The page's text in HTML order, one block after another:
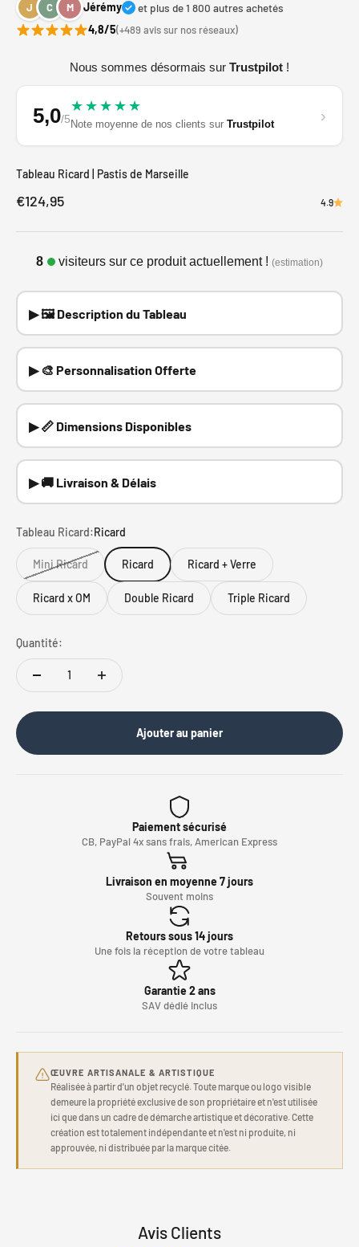
J C M Jérémy
et plus de 1 800 autres achetés
4,8/5(+489 avis sur nos réseaux)
Nous sommes désormais sur Trustpilot !
5,0/5
★★★★★
Note moyenne de nos clients sur Trustpilot ›
Tableau Ricard | Pastis de Marseille
Prix de vente
€124,95 4.9
8 visiteurs sur ce produit actuellement ! (estimation)
▶ 🖼️ Description du Tableau
▶ 🎨 Personnalisation Offerte
▶ 📏 Dimensions Disponibles
▶ 🚚 Livraison & Délais
Tableau Ricard:Ricard
Mini Ricard Ricard Ricard + Verre
Ricard x OM Double Ricard Triple Ricard
Quantité:
Ajouter au panier
Paiement sécurisé
CB, PayPal 4x sans frais, American Express
Livraison en moyenne 7 jours
Souvent moins
Retours sous 14 jours
Une fois la réception de votre tableau
Garantie 2 ans
SAV dédié inclus
ŒUVRE ARTISANALE & ARTISTIQUE
Réalisée à partir d'un objet recyclé. Toute marque ou logo visible
demeure la propriété exclusive de son propriétaire et n'est utilisée
ici que dans un cadre de démarche artistique et décorative. Cette
création est totalement indépendante et n'est ni produite, ni
approuvée, ni distribuée par la marque citée.
Avis Clients